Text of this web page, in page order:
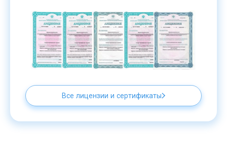
Все лицензии и сертификаты